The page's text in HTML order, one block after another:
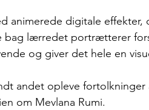
animerede digitale effekter,
bag lærredet portrætterer
og giver det hele en
andet opleve fortolkninger
om Mevlana Rumi.